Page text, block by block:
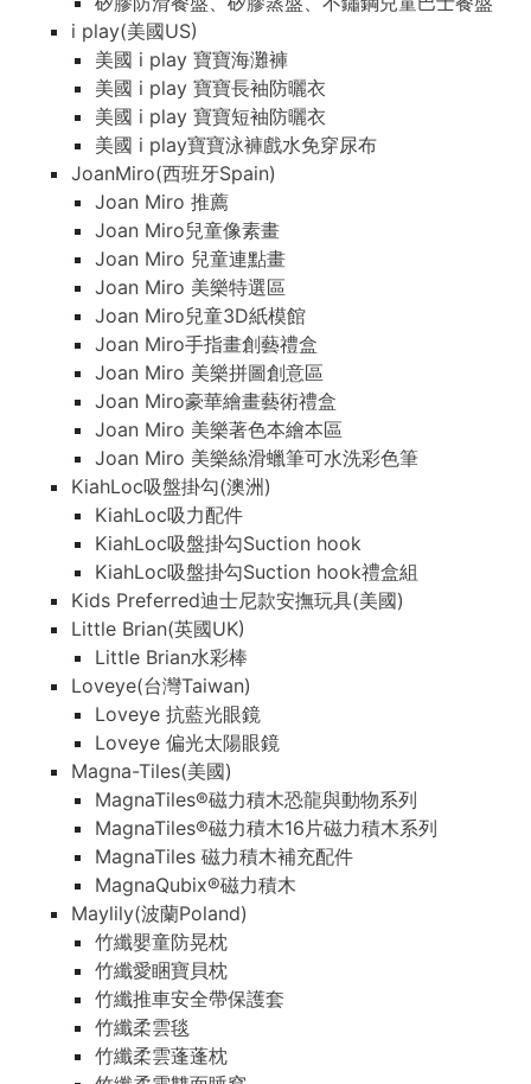
i play(美國US)
美國 i play 寶寶海灘褲
美國 i play 寶寶長袖防曬衣
美國 i play 寶寶短袖防曬衣
美國 i play寶寶泳褲戲水免穿尿布
JoanMiro(西班牙Spain)
Joan Miro 推薦
Joan Miro兒童像素畫
Joan Miro 兒童連點畫
Joan Miro 美樂特選區
Joan Miro兒童3D紙模館
Joan Miro手指畫創藝禮盒
Joan Miro 美樂拼圖創意區
Joan Miro豪華繪畫藝術禮盒
Joan Miro 美樂著色本繪本區
Joan Miro 美樂絲滑蠟筆可水洗彩色筆
KiahLoc吸盤掛勾(澳洲)
KiahLoc吸力配件
KiahLoc吸盤掛勾Suction hook
KiahLoc吸盤掛勾Suction hook禮盒組
Kids Preferred迪士尼款安撫玩具(美國)
Little Brian(英國UK)
Little Brian水彩棒
Loveye(台灣Taiwan)
Loveye 抗藍光眼鏡
Loveye 偏光太陽眼鏡
Magna-Tiles(美國)
MagnaTiles®磁力積木恐龍與動物系列
MagnaTiles®磁力積木16片磁力積木系列
MagnaTiles 磁力積木補充配件
MagnaQubix®磁力積木
Maylily(波蘭Poland)
竹纖嬰童防晃枕
竹纖愛睏寶貝枕
竹纖推車安全帶保護套
竹纖柔雲毯
竹纖柔雲蓬蓬枕